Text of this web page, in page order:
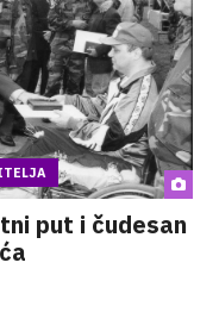
put i čudesan